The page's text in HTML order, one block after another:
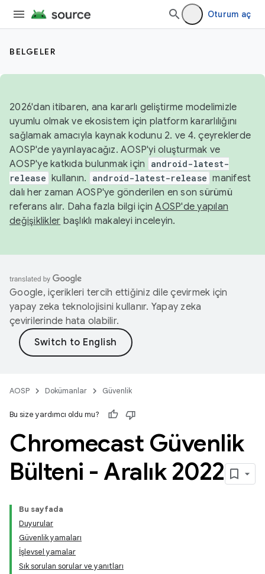
Oturum aç
BELGELER
2026'dan itibaren, ana kararlı geliştirme modelimizle
uyumlu olmak ve ekosistem için platform kararlılığını
sağlamak amacıyla kaynak kodunu 2. ve 4. çeyreklerde
AOSP'de yayınlayacağız. AOSP'yi oluşturmak ve
AOSP'ye katkıda bulunmak için
android-latest-
release kullanın. android-latest-release manifest
dalı her zaman AOSP'ye gönderilen en son sürümü
referans alır. Daha fazla bilgi içinAOSP'de yapılan
değişiklikler başlıklı makaleyi inceleyin.
Google, içerikleri tercih ettiğiniz dile çevirmek için
yapay zeka teknolojisini kullanır. Yapay zeka
çevirilerinde hata olabilir.
AOSP Dokümanlar Güvenlik
Bu size yardımcı oldu mu?
Chromecast Güvenlik
Bülteni - Aralık 2022
Bu sayfada
Duyurular
Güvenlik yamaları
İşlevsel yamalar
Sık sorulan sorular ve yanıtları